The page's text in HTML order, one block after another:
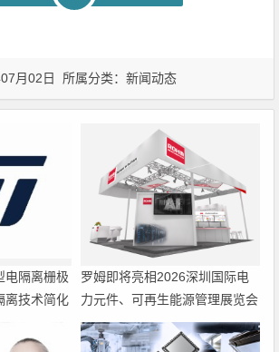
月02日 所属分类：新闻动态
电隔离栅极
离技术简化
罗姆即将亮相2026深圳国际电
力元件、可再生能源管理展览会
暨研讨会